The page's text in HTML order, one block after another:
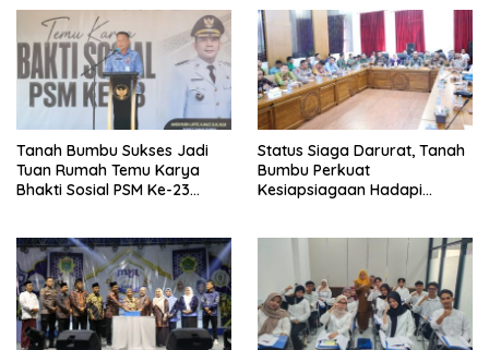
Tanah Bumbu Sukses Jadi
Tuan Rumah Temu Karya
Bhakti Sosial PSM Ke-23
Status Siaga Darurat, Tanah
Bumbu Perkuat
Kesiapsiagaan Hadapi